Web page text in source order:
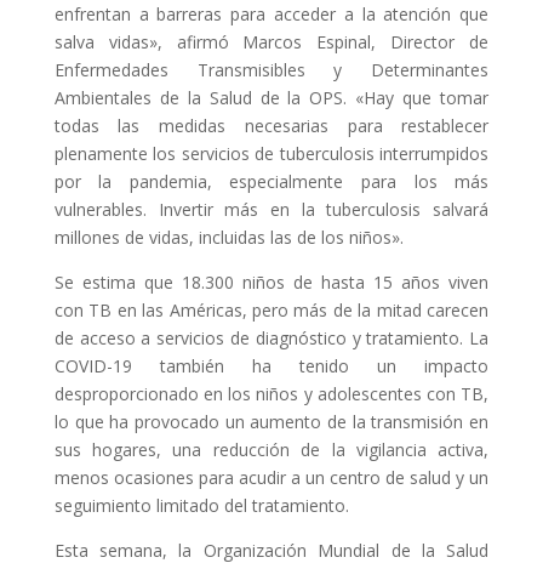
enfrentan a barreras para acceder a la atención que
salva vidas», afirmó Marcos Espinal, Director de
Enfermedades Transmisibles y Determinantes
Ambientales de la Salud de la OPS. «Hay que tomar
todas las medidas necesarias para restablecer
plenamente los servicios de tuberculosis interrumpidos
por la pandemia, especialmente para los más
vulnerables. Invertir más en la tuberculosis salvará
millones de vidas, incluidas las de los niños».
Se estima que 18.300 niños de hasta 15 años viven
con TB en las Américas, pero más de la mitad carecen
de acceso a servicios de diagnóstico y tratamiento. La
COVID-19 también ha tenido un impacto
desproporcionado en los niños y adolescentes con TB,
lo que ha provocado un aumento de la transmisión en
sus hogares, una reducción de la vigilancia activa,
menos ocasiones para acudir a un centro de salud y un
seguimiento limitado del tratamiento.
Esta semana, la Organización Mundial de la Salud